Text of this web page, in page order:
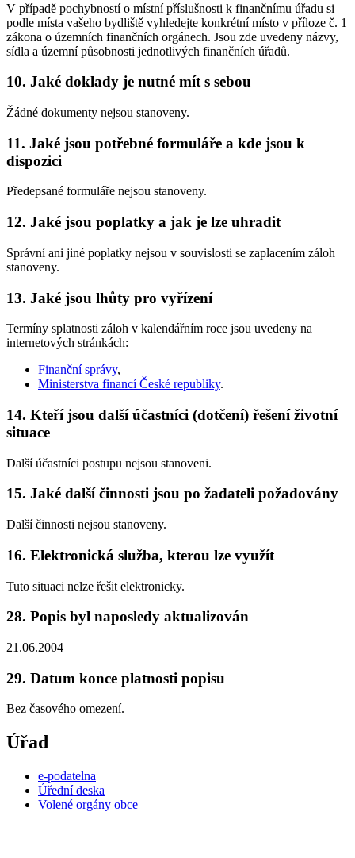
V případě pochybností o místní příslušnosti k finančnímu úřadu si
podle místa vašeho bydliště vyhledejte konkrétní místo v příloze č. 1
zákona o územních finančních orgánech. Jsou zde uvedeny názvy,
sídla a územní působnosti jednotlivých finančních úřadů.
10. Jaké doklady je nutné mít s sebou
Žádné dokumenty nejsou stanoveny.
11. Jaké jsou potřebné formuláře a kde jsou k
dispozici
Předepsané formuláře nejsou stanoveny.
12. Jaké jsou poplatky a jak je lze uhradit
Správní ani jiné poplatky nejsou v souvislosti se zaplacením záloh
stanoveny.
13. Jaké jsou lhůty pro vyřízení
Termíny splatnosti záloh v kalendářním roce jsou uvedeny na
internetových stránkách:
Finanční správy,
Ministerstva financí České republiky.
14. Kteří jsou další účastníci (dotčení) řešení životní
situace
Další účastníci postupu nejsou stanoveni.
15. Jaké další činnosti jsou po žadateli požadovány
Další činnosti nejsou stanoveny.
16. Elektronická služba, kterou lze využít
Tuto situaci nelze řešit elektronicky.
28. Popis byl naposledy aktualizován
21.06.2004
29. Datum konce platnosti popisu
Bez časového omezení.
Úřad
e-podatelna
Úřední deska
Volené orgány obce